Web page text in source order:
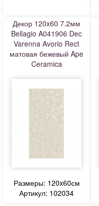
Декор 120x60 7.2мм
Bellagio A041906 Dec
Varenna Avorio Rect
матовая бежевый Ape
Ceramica
Размеры: 120x60см
Артикул: 102034